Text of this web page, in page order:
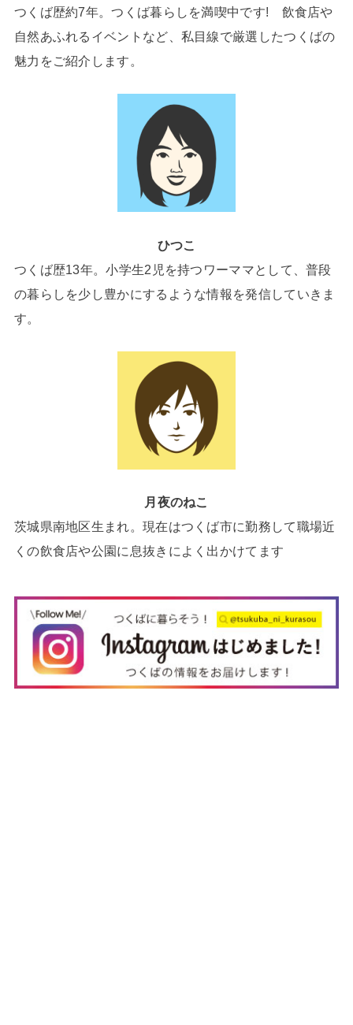
つくば歴約7年。つくば暮らしを満喫中です! 飲食店や
自然あふれるイベントなど、私目線で厳選したつくばの
魅力をご紹介します。
ひつこ
つくば歴13年。小学生2児を持つワーママとして、普段
の暮らしを少し豊かにするような情報を発信していきま
す。
月夜のねこ
茨城県南地区生まれ。現在はつくば市に勤務して職場近
くの飲食店や公園に息抜きによく出かけてます